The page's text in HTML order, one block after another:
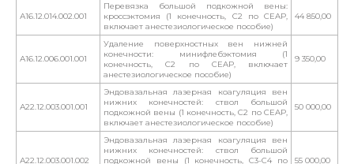
А16.12.014.002.001
Перевязка большой подкожной вены:
кроссэктомия (1 конечность, С2 по CEAP,
включает анестезиологическое пособие)
44 850,00
А16.12.006.001.001
Удаление поверхностных вен нижней
конечности: минифлебэктомия (1
конечность, С2 по CEAP, включает
анестезиологическое пособие)
9 350,00
А22.12.003.001.001
Эндовазальная лазерная коагуляция вен
нижних конечностей: ствол большой
подкожной вены (1 конечность, С2 по CEAP,
включает анестезиологическое пособие)
50 000,00
А22.12.003.001.002
Эндовазальная лазерная коагуляция вен
нижних конечностей: ствол большой
подкожной вены (1 конечность, С3-С4 по
55 000,00